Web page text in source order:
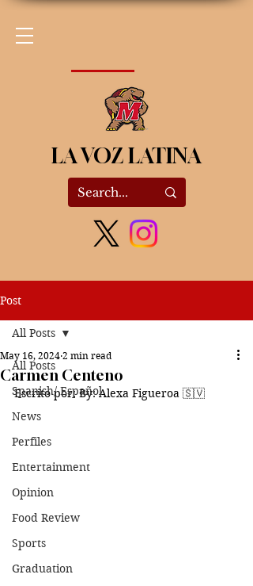
LA VOZ LATINA
Post
All Posts
Spanish/ Español
News
Perfiles
Entertainment
Opinion
Food Review
Sports
Graduation
All Posts
Carmen Centeno
May 16, 2024 2 min read
Escrito por: By: Alexa Figueroa 🇸🇻